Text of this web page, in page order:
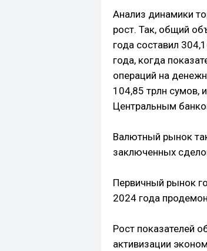
Анализ динамики
рост. Так, общий
года составил
года, когда
операций на
104,85 трлн сумов,
Центральным
Валютный рынок
заключенных
Первичный рынок
2024 года
Рост показателей
активизации